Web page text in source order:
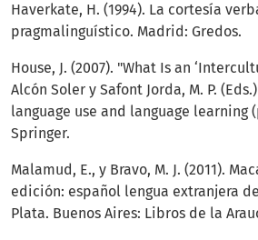
Haverkate, H. (1994). La cortesía
pragmalinguístico. Madrid: Gredos.
House, J. (2007). "What Is an
Alcón Soler y Safont Jorda, M. P.
language use and language learning
Springer.
Malamud, E., y Bravo, M. J. (2011).
edición: español lengua extranjera
Plata. Buenos Aires: Libros de la